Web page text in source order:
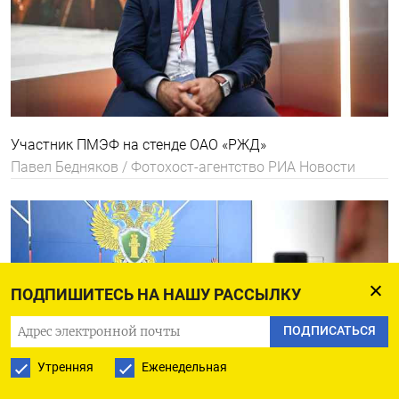
ПОДПИШИТЕСЬ НА НАШУ РАССЫЛКУ
ПОДПИСАТЬСЯ
Утренняя Еженедельная
Участник ПМЭФ на стенде ОАО «РЖД»
Павел Бедняков / Фотохост-агентство РИА Новости